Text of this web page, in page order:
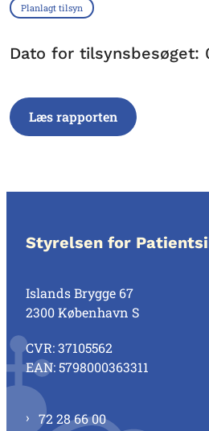
Planlagt tilsyn
Dato for tilsynsbesøget:
Læs rapporten
Styrelsen for
Islands Brygge 67
2300 København S
CVR: 37105562
EAN: 5798000363311
72 28 66 00